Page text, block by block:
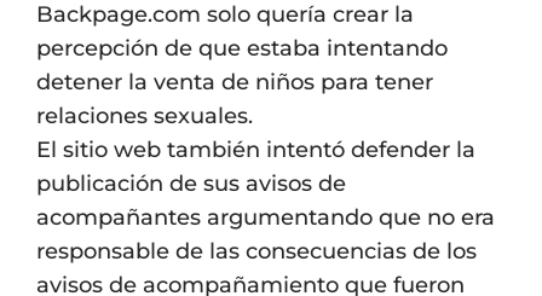
Backpage.com solo quería crear la
percepción de que estaba intentando
detener la venta de niños para tener
relaciones sexuales.
El sitio web también intentó defender la
publicación de sus avisos de
acompañantes argumentando que no era
responsable de las consecuencias de los
avisos de acompañamiento que fueron